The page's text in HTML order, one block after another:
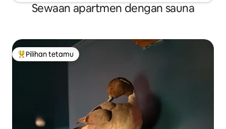
Sewaan apartmen dengan sauna
Pilihan utama tetamu
Pilihan tetamu